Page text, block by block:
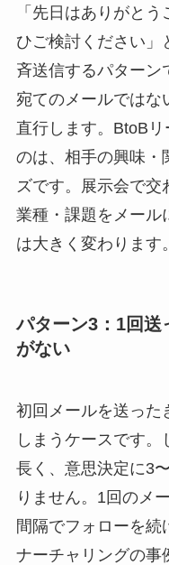
「先日はありがと
ひご検討ください」
斉送信するパターン
宛てのメールではな
直行します。BtoB
のは、相手の興味・
ズです。展示会で
業種・課題をメール
は大きく変わります。
パターン3：1回送
がない
初回メールを送った
しまうケースです
長く、意思決定に3
りません。1回のメ
間隔でフォローを
ナーチャリングの事